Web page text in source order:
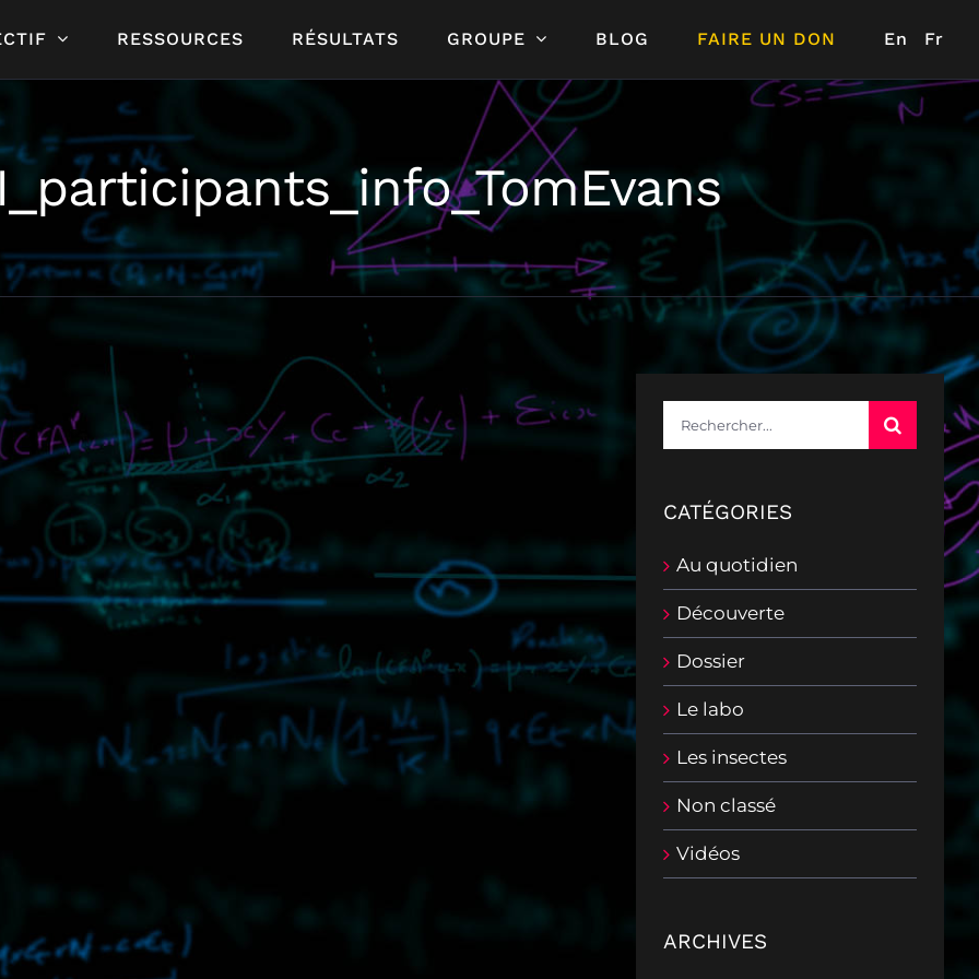
RESSOURCES RÉSULTATS GROUPE BLOG FAIRE UN DON En Fr
CATÉGORIES
Au quotidien
Découverte
Dossier
Le labo
Les insectes
Non classé
Vidéos
ARCHIVES